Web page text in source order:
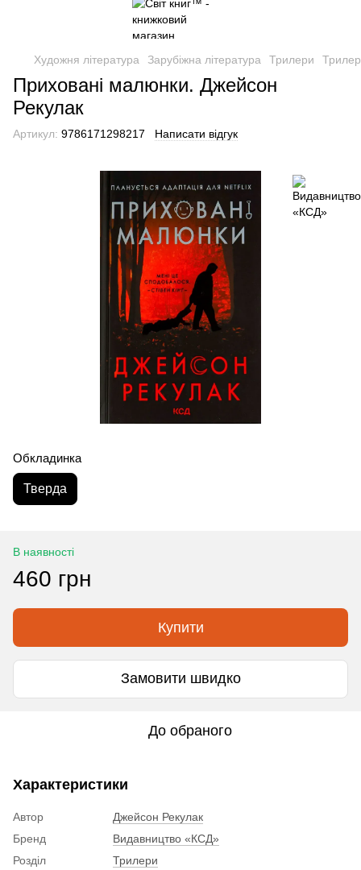
Художня література Зарубіжна література Трилери
Приховані малюнки. Джейсон
Рекулак
Артикул: 9786171298217 Написати відгук
Обкладинка
Тверда
В наявності
460 грн
Купити
Замовити швидко
До обраного
Характеристики
Автор
Джейсон Рекулак
Бренд
Видавництво «КСД»
Розділ
Трилери